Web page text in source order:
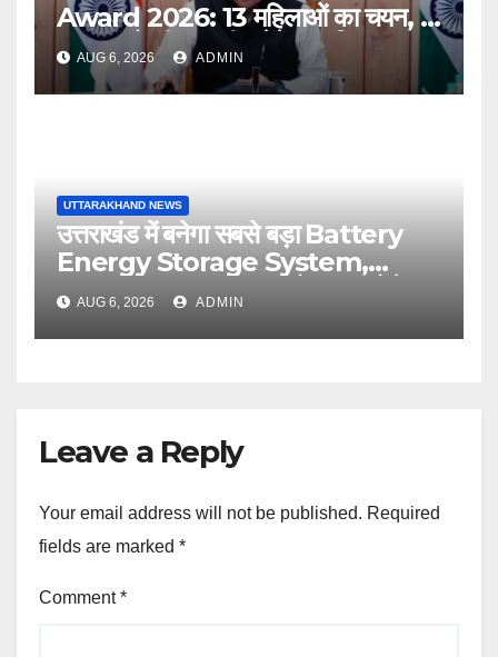
Award 2026: 13 महिलाओं का चयन, 8
अगस्त को सीएम धामी करेंगे सम्मानित
AUG 6, 2026 ADMIN
UTTARAKHAND NEWS
उत्तराखंड में बनेगा सबसे बड़ा Battery
Energy Storage System,
UJVNL लगाएगा 352 करोड़ का प्रोजेक्ट
AUG 6, 2026 ADMIN
Leave a Reply
Your email address will not be published. Required
fields are marked *
Comment*